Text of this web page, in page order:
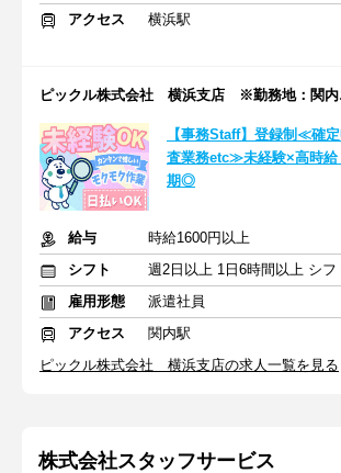
アクセス 横浜駅
ピックル株式会社 横浜支店 ※勤務地：関内
【事務Staff】登録制≪確
査業務etc≫未経験×高時
期◎
給与
時給1600円以上
シフト
雇用形態
派遣社員
アクセス
関内駅
ピックル株式会社 横浜支店の求人一覧を見る
株式会社スタッフサービス